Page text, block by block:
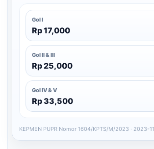
Gol I
Rp 17,000
Gol II & III
Rp 25,000
Gol IV & V
Rp 33,500
KEPMEN PUPR Nomor 1604/KPTS/M/2023 · 2023-